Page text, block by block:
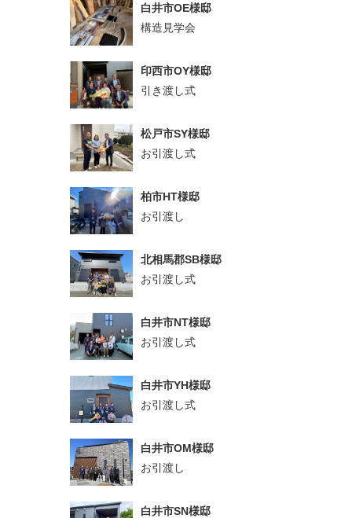
白井市OE様邸
構造見学会
印西市OY様邸
引き渡し式
松戸市SY様邸
お引渡し式
柏市HT様邸
お引渡し
北相馬郡SB様邸
お引渡し式
白井市NT様邸
お引渡し式
白井市YH様邸
お引渡し式
白井市OM様邸
お引渡し
白井市SN様邸